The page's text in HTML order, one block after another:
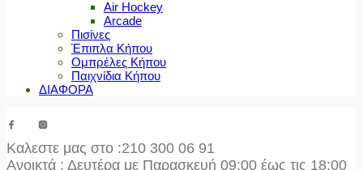
Air Hockey
Arcade
Πισίνες
Έπιπλα Κήπου
Ομπρέλες Κήπου
Παιχνίδια Κήπου
ΔΙΑΦΟΡΑ
Καλεστε μας στο :210 300 06 91
Ανοικτά : Δευτέρα με Παρασκευή 09:00 έως τις 18:00